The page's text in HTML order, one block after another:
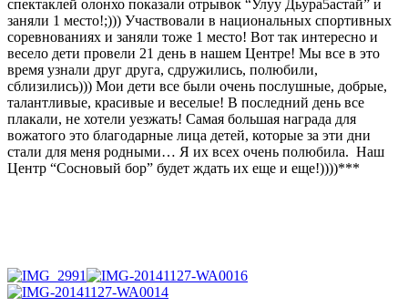
спектаклей олонхо показали отрывок “Улуу Дьура5астай” и
заняли 1 место!;))) Участвовали в национальных спортивных
соревнованиях и заняли тоже 1 место! Вот так интересно и
весело дети провели 21 день в нашем Центре! Мы все в это
время узнали друг друга, сдружились, полюбили,
сблизились))) Мои дети все были очень послушные, добрые,
талантливые, красивые и веселые! В последний день все
плакали, не хотели уезжать! Самая большая награда для
вожатого это благодарные лица детей, которые за эти дни
стали для меня родными… Я их всех очень полюбила. Наш
Центр “Сосновый бор” будет ждать их еще и еще!))))***